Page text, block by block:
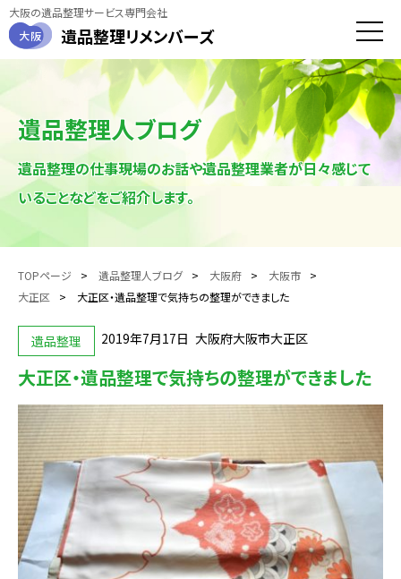
大阪の遺品整理サービス専門会社
大阪
遺品整理リメンバーズ
toggle
遺品整理人ブログ
遺品整理の仕事現場のお話や遺品整理業者が日々感じて
いることなどをご紹介します。
TOPページ 遺品整理人ブログ 大阪府
大阪市
大正区
大正区・遺品整理で気持ちの整理ができました
遺品整理 2019年7月17日 大阪府大阪市大正区
大正区・遺品整理で気持ちの整理ができました